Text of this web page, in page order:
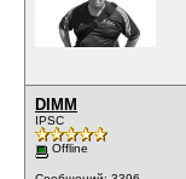
DIMM
IPSC
Offline